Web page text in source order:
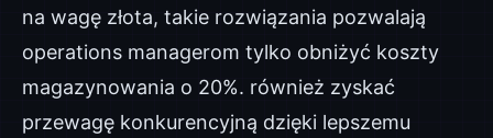
na wagę złota, takie rozwiązania pozwalają
operations managerom tylko obniżyć koszty
magazynowania o 20%. również zyskać
przewagę konkurencyjną dzięki lepszemu